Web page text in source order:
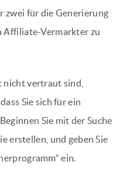
zwei für die Generierung
Affiliate-Vermarkter zu
nicht vertraut sind,
Sie sich für ein
Sie mit der Suche
erstellen, und geben Sie
ein.